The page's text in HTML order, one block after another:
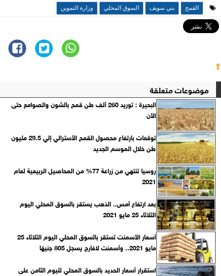
القمح بني سويف السوق المحلي وزارة التموين
⇧
موضوعات متعلقة
البحيرة : توريد 260 ألف طن قمح بالشون والصوامع حتى
الأن
توقعات بارتفاع محصول القمح الأسترالي إلي 29.5 مليون
طن خلال الموسم الجديد
روسيا تنتهي من زراعة 77% من المحاصيل الربيعية لعام
2021
بعد ارتفاع أمس.. الذهب يستقر بالسوق المحلي اليوم
الثلاثاء 25 مايو 2021
أسعار الأسمنت تستقر بالسوق المحلي اليوم الثلاثاء 25
مايو 2021.. وأسمنت لافارج يسجل 805 جنيهًا
استقرار أسعار الحديد بالسوق المحلي لليوم الثامن على